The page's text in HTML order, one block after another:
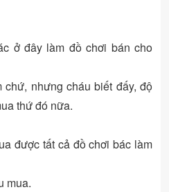
ở đây làm đồ chơi bán cho
nhưng cháu biết đấy, độ
thứ đó nữa.
được tất cả đồ chơi bác làm
mua.